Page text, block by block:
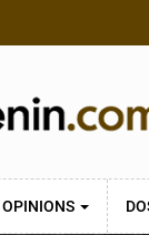
OPINIONS